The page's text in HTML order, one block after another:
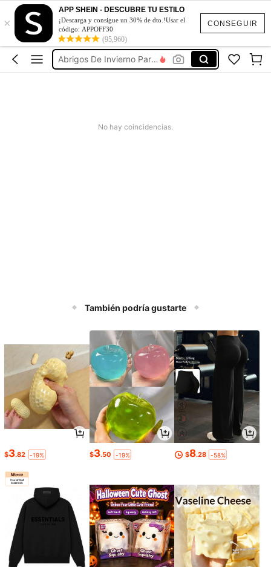
CONSEGUIR
×
APP SHEIN - DESCUBRE TU ESTILO
¡Descarga y consigue un 30% de dto.!Usar el
código: APPOFF30
(95,960)
Blazers De Mujer
Chaquetas Para Mujer
Abrigos De Invierno Para Mujer
Chaquetas Para Mujer
No hay coincidencias.
También podría gustarte
$3.82 -19% $3.50 -19% $8.28 -58%